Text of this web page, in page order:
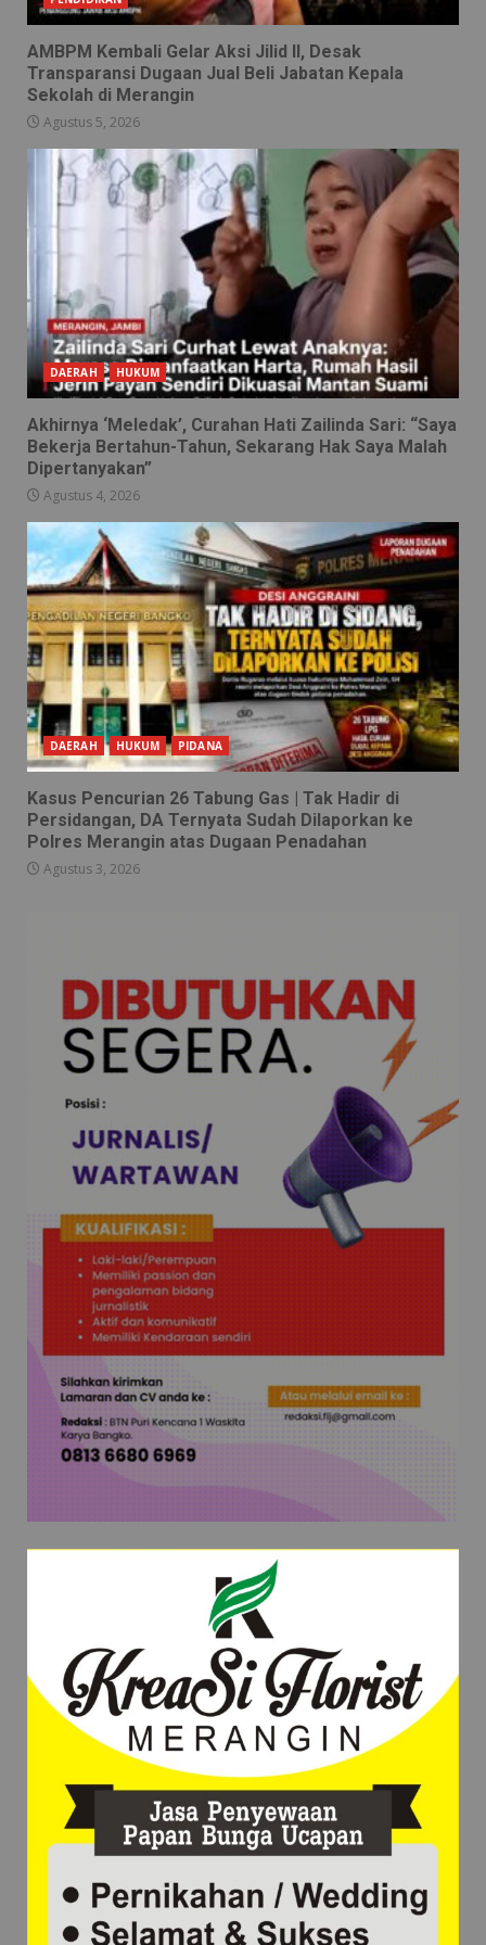
AMBPM Kembali Gelar Aksi Jilid II, Desak
Transparansi Dugaan Jual Beli Jabatan Kepala
Sekolah di Merangin
Agustus 5, 2026
DAERAH HUKUM
Akhirnya ‘Meledak’, Curahan Hati Zailinda Sari: “Saya
Bekerja Bertahun-Tahun, Sekarang Hak Saya Malah
Dipertanyakan”
Agustus 4, 2026
DAERAH HUKUM PIDANA
Kasus Pencurian 26 Tabung Gas | Tak Hadir di
Persidangan, DA Ternyata Sudah Dilaporkan ke
Polres Merangin atas Dugaan Penadahan
Agustus 3, 2026